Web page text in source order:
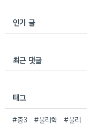
인기 글
최근 댓글
태그
#중3 #물리학 #물리